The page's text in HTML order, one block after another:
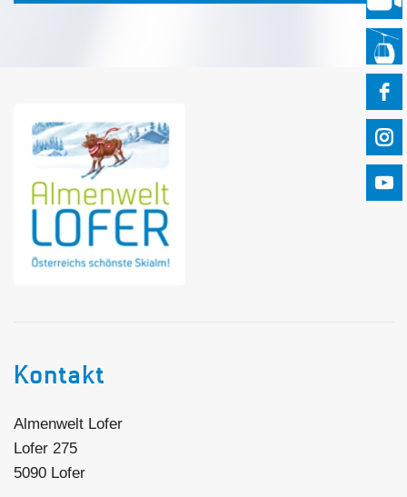
Kontakt
Almenwelt Lofer
Lofer 275
5090 Lofer